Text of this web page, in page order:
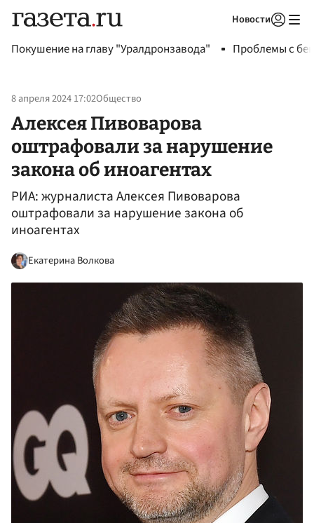
Новости
Покушение на главу "Уралдронзавода" Проблемы с
8 апреля 2024 17:02Общество
Алексея Пивоварова
оштрафовали за нарушение
закона об иноагентах
РИА: журналиста Алексея Пивоварова
оштрафовали за нарушение закона об
иноагентах
Екатерина Волкова